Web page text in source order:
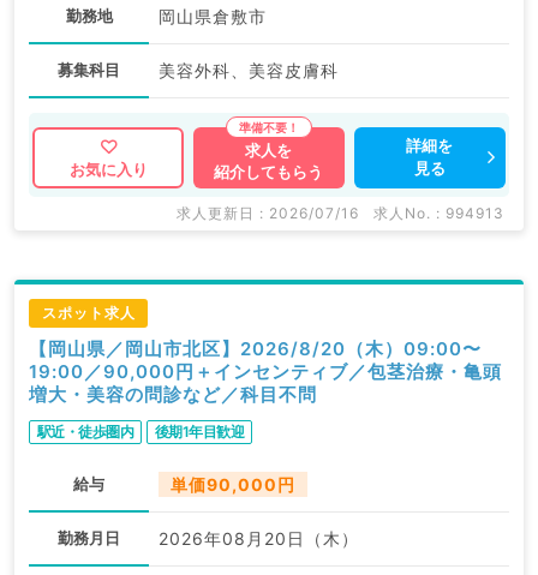
勤務地 岡山県倉敷市
募集科目 美容外科、美容皮膚科
お気に入り
求人を
紹介してもらう
詳細を
見る
求人更新日 : 2026/07/16 求人No. : 994913
スポット求人
【岡山県／岡山市北区】2026/8/20（木）09:00〜
19:00／90,000円＋インセンティブ／包茎治療・亀頭
増大・美容の問診など／科目不問
駅近・徒歩圏内 後期1年目歓迎
給与 単価90,000円
勤務月日 2026年08月20日（木）